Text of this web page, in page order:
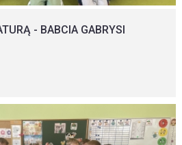
- BABCIA GABRYSI